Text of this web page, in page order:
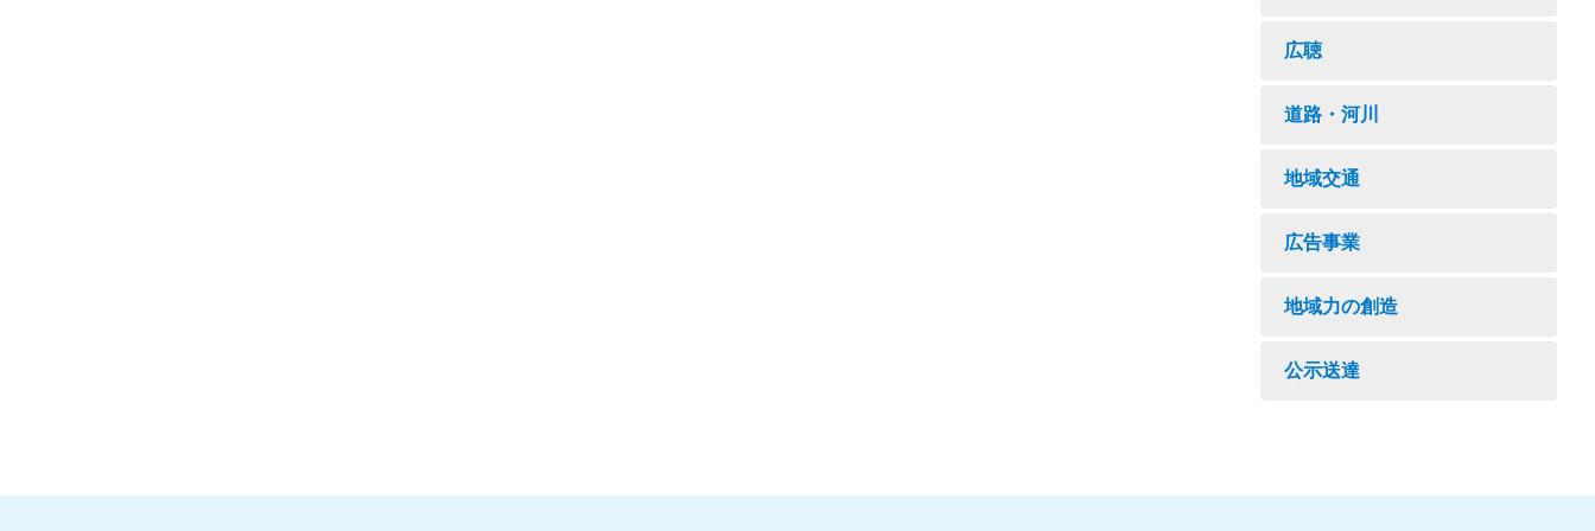
広聴
道路・河川
地域交通
広告事業
地域力の創造
公示送達